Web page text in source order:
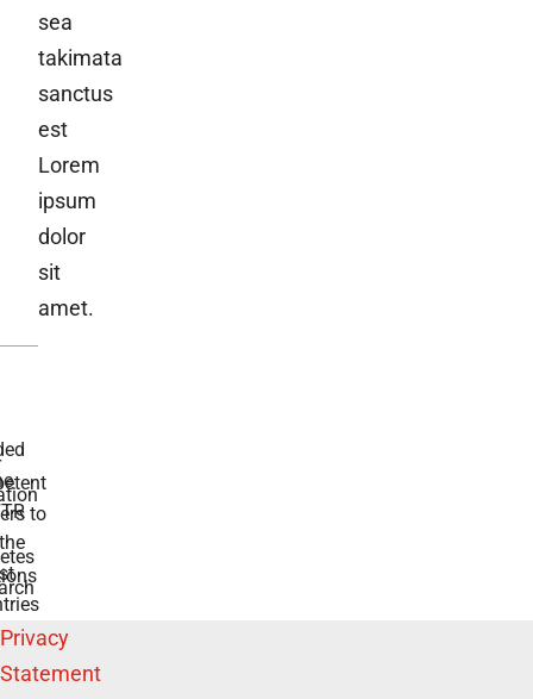
sea
takimata
sanctus
est
Lorem
ipsum
dolor
sit
amet.
to
Privacy
Statement